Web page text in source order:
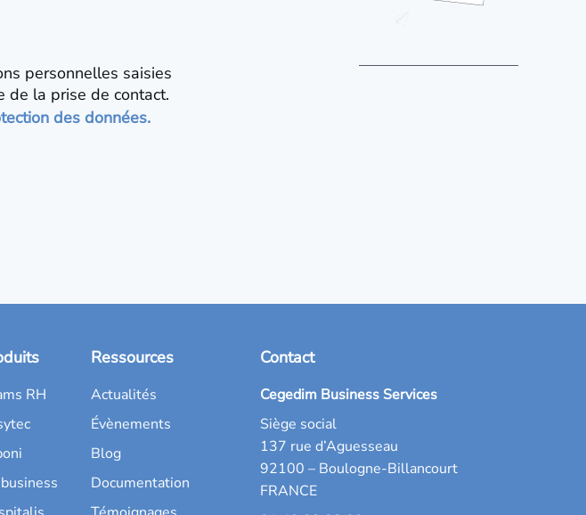
personnelles saisies
de la prise de contact.
des données.
RH
Ressources
Actualités
Évènements
Blog
Documentation
Contact
Cegedim Business Services
Siège social
137 rue d’Aguesseau
92100 – Boulogne-Billancourt
FRANCE